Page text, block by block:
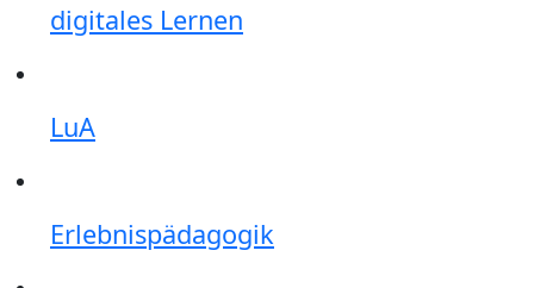
digitales Lernen
LuA
Erlebnispädagogik